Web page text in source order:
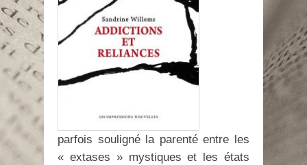
parfois souligné la parenté entre les
« extases » mystiques et les états